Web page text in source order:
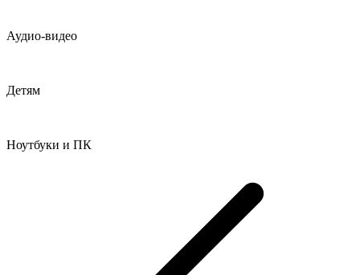
Аудио-видео
Детям
Ноутбуки и ПК